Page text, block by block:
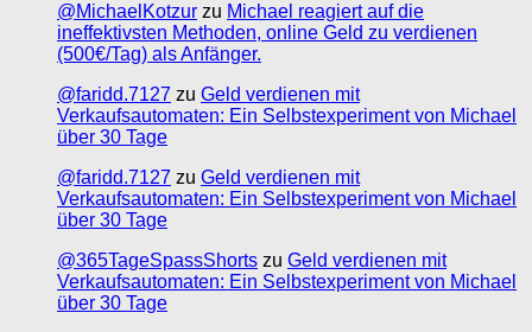
@MichaelKotzur zu Michael reagiert auf die
ineffektivsten Methoden, online Geld zu verdienen
(500€/Tag) als Anfänger.
@faridd.7127 zu Geld verdienen mit
Verkaufsautomaten: Ein Selbstexperiment von Michael
über 30 Tage
@faridd.7127 zu Geld verdienen mit
Verkaufsautomaten: Ein Selbstexperiment von Michael
über 30 Tage
@365TageSpassShorts zu Geld verdienen mit
Verkaufsautomaten: Ein Selbstexperiment von Michael
über 30 Tage